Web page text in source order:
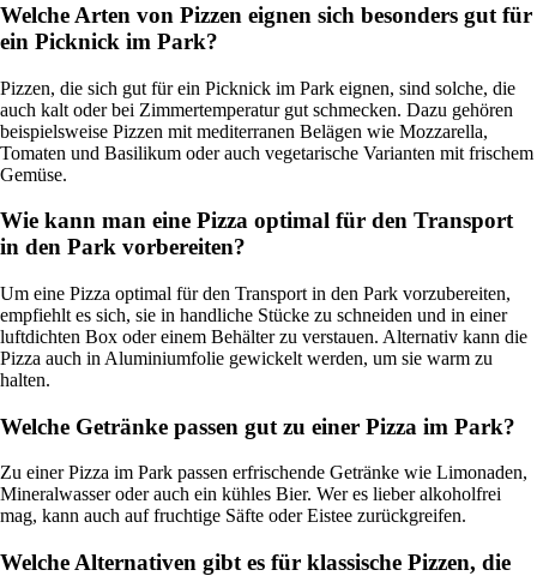
Welche Arten von Pizzen eignen sich besonders gut für
ein Picknick im Park?
Pizzen, die sich gut für ein Picknick im Park eignen, sind solche, die
auch kalt oder bei Zimmertemperatur gut schmecken. Dazu gehören
beispielsweise Pizzen mit mediterranen Belägen wie Mozzarella,
Tomaten und Basilikum oder auch vegetarische Varianten mit frischem
Gemüse.
Wie kann man eine Pizza optimal für den Transport
in den Park vorbereiten?
Um eine Pizza optimal für den Transport in den Park vorzubereiten,
empfiehlt es sich, sie in handliche Stücke zu schneiden und in einer
luftdichten Box oder einem Behälter zu verstauen. Alternativ kann die
Pizza auch in Aluminiumfolie gewickelt werden, um sie warm zu
halten.
Welche Getränke passen gut zu einer Pizza im Park?
Zu einer Pizza im Park passen erfrischende Getränke wie Limonaden,
Mineralwasser oder auch ein kühles Bier. Wer es lieber alkoholfrei
mag, kann auch auf fruchtige Säfte oder Eistee zurückgreifen.
Welche Alternativen gibt es für klassische Pizzen, die